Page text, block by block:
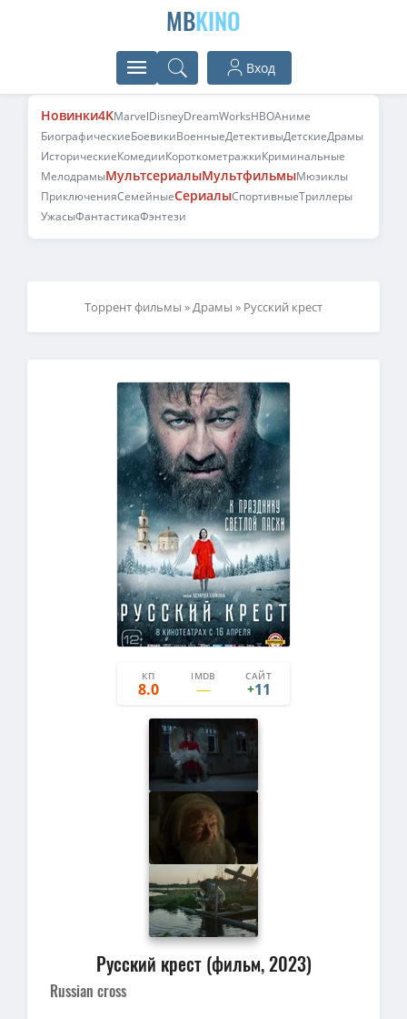
MBKINO
Вход
Новинки4KMarvelDisneyDreamWorksHBOАниме
БиографическиеБоевикиВоенныеДетективыДетскиеДрамы
ИсторическиеКомедииКороткометражкиКриминальные
МелодрамыМультсериалыМультфильмыМюзиклы
ПриключенияСемейныеСериалыСпортивныеТриллеры
УжасыФантастикаФэнтези
Торрент фильмы »Драмы » Русский крест
КП
8.0
IMDB САЙТ
8-3
+11
Русский крест (фильм, 2023)
Russian cross